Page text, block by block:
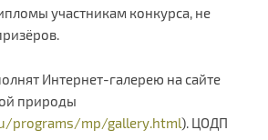
участникам конкурса, не
Интернет-галерею на сайте
природы
programs/mp/gallery.html). ЦОДП